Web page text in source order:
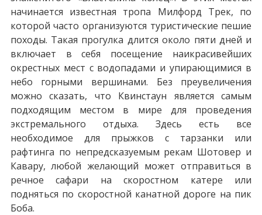
начинается известная тропа Милфорд Трек, по
которой часто организуются туристические пешие
походы. Такая прогулка длится около пяти дней и
включает в себя посещение наикрасивейших
окрестных мест с водопадами и упирающимися в
небо горными вершинами. Без преувеличения
можно сказать, что Квинстаун является самым
подходящим местом в мире для проведения
экстремального отдыха. Здесь есть все
необходимое для прыжков с тарзанки или
рафтинга по непредсказуемым рекам Шотовер и
Кавару, любой желающий может отправиться в
речное сафари на скоростном катере или
подняться по скоростной канатной дороге на пик
Боба.